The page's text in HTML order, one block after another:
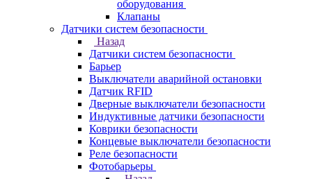
оборудования
Клапаны
Датчики систем безопасности
Назад
Датчики систем безопасности
Барьер
Выключатели аварийной остановки
Датчик RFID
Дверные выключатели безопасности
Индуктивные датчики безопасности
Коврики безопасности
Концевые выключатели безопасности
Реле безопасности
Фотобарьеры